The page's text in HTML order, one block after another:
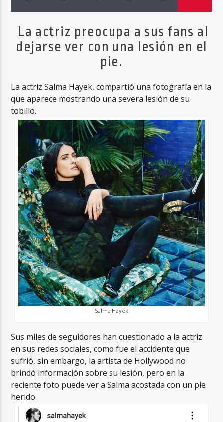
Haahil FM
La actriz preocupa a sus fans al
dejarse ver con una lesión en el
pie.
La actriz Salma Hayek, compartió una fotografía en la
que aparece mostrando una severa lesión de su
tobillo.
Salma Hayek
Sus miles de seguidores han cuestionado a la actriz
en sus redes sociales, como fue el accidente que
sufrió, sin embargo, la artista de Hollywood no
brindó información sobre su lesión, pero en la
reciente foto puede ver a Salma acostada con un pie
herido.